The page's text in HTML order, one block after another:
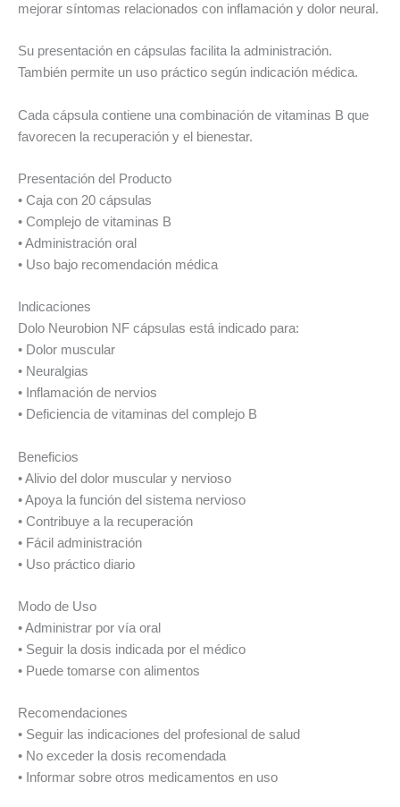
mejorar síntomas relacionados con inflamación y dolor neural.
Su presentación en cápsulas facilita la administración.
También permite un uso práctico según indicación médica.
Cada cápsula contiene una combinación de vitaminas B que
favorecen la recuperación y el bienestar.
Presentación del Producto
• Caja con 20 cápsulas
• Complejo de vitaminas B
• Administración oral
• Uso bajo recomendación médica
Indicaciones
Dolo Neurobion NF cápsulas está indicado para:
• Dolor muscular
• Neuralgias
• Inflamación de nervios
• Deficiencia de vitaminas del complejo B
Beneficios
• Alivio del dolor muscular y nervioso
• Apoya la función del sistema nervioso
• Contribuye a la recuperación
• Fácil administración
• Uso práctico diario
Modo de Uso
• Administrar por vía oral
• Seguir la dosis indicada por el médico
• Puede tomarse con alimentos
Recomendaciones
• Seguir las indicaciones del profesional de salud
• No exceder la dosis recomendada
• Informar sobre otros medicamentos en uso